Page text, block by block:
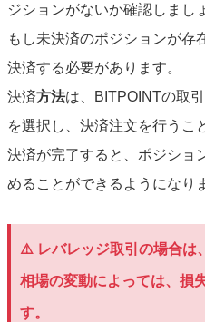
ジションがないか確認しまし
もし未決済のポジションが存
決済する必要があります。
決済方法は、BITPOINTの取
を選択し、決済注文を行うこ
決済が完了すると、ポジショ
めることができるようになり
⚠️ レバレッジ取引の場合は
相場の変動によっては、損
す。